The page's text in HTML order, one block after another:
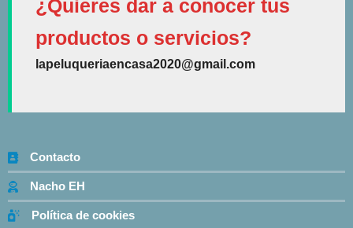
¿Quieres dar a conocer tus
productos o servicios?
lapeluqueriaencasa2020@gmail.com
Contacto
Nacho EH
Política de cookies